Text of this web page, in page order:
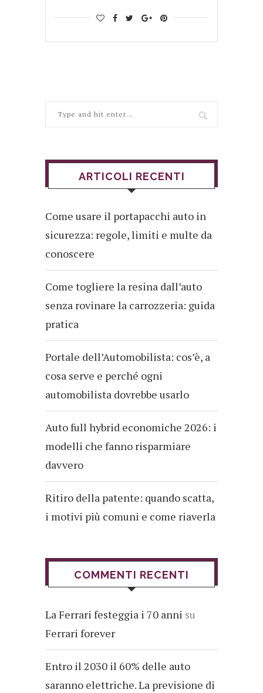
ARTICOLI RECENTI
Come usare il portapacchi auto in
sicurezza: regole, limiti e multe da
conoscere
Come togliere la resina dall’auto
senza rovinare la carrozzeria: guida
pratica
Portale dell’Automobilista: cos’è, a
cosa serve e perché ogni
automobilista dovrebbe usarlo
Auto full hybrid economiche 2026: i
modelli che fanno risparmiare
davvero
Ritiro della patente: quando scatta,
i motivi più comuni e come riaverla
COMMENTI RECENTI
La Ferrari festeggia i 70 anni su
Ferrari forever
Entro il 2030 il 60% delle auto
saranno elettriche. La previsione di